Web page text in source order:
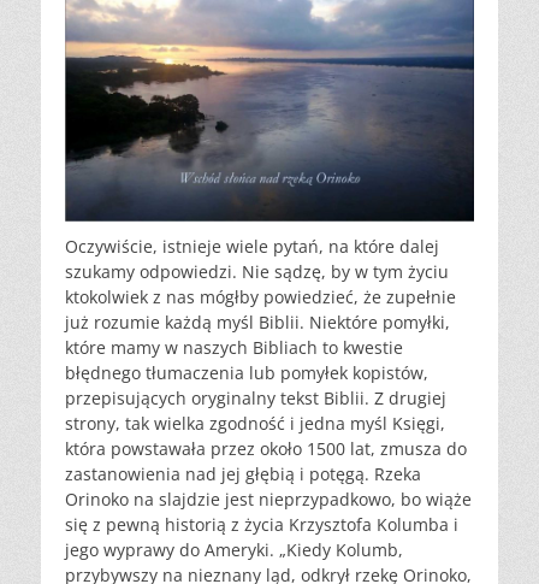
Oczywiście, istnieje wiele pytań, na które dalej
szukamy odpowiedzi. Nie sądzę, by w tym życiu
ktokolwiek z nas mógłby powiedzieć, że zupełnie
już rozumie każdą myśl Biblii. Niektóre pomyłki,
które mamy w naszych Bibliach to kwestie
błędnego tłumaczenia lub pomyłek kopistów,
przepisujących oryginalny tekst Biblii. Z drugiej
strony, tak wielka zgodność i jedna myśl Księgi,
która powstawała przez około 1500 lat, zmusza do
zastanowienia nad jej głębią i potęgą. Rzeka
Orinoko na slajdzie jest nieprzypadkowo, bo wiąże
się z pewną historią z życia Krzysztofa Kolumba i
jego wyprawy do Ameryki. „Kiedy Kolumb,
przybywszy na nieznany ląd, odkrył rzekę Orinoko,